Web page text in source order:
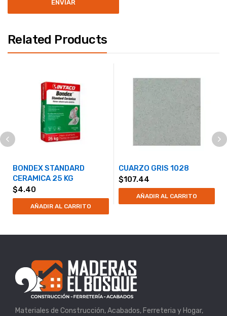
Related Products
BONDEX STANDARD
CERAMICA 25 KG
$4.40
AÑADIR AL CARRITO
CUARZO GRIS 1028
$107.44
AÑADIR AL CARRITO
Materiales de Construcción, Acabados, Ferreteria y Hogar,